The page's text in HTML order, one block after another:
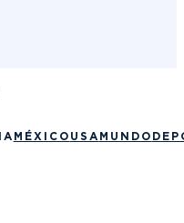
MÉXICO USA MUNDO